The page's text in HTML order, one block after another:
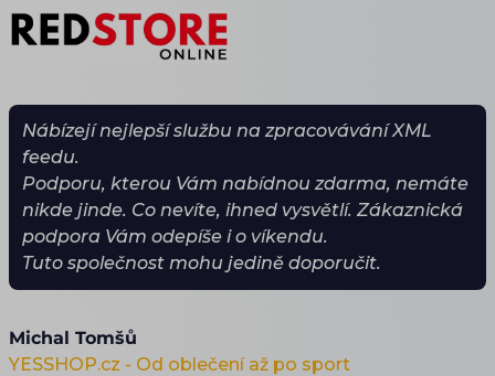
Nábízejí nejlepší službu na zpracovávání XML
feedu.
Podporu, kterou Vám nabídnou zdarma, nemáte
nikde jinde. Co nevíte, ihned vysvětlí. Zákaznická
podpora Vám odepíše i o víkendu.
Tuto společnost mohu jedině doporučit.
Michal Tomšů
YESSHOP.cz - Od oblečení až po sport